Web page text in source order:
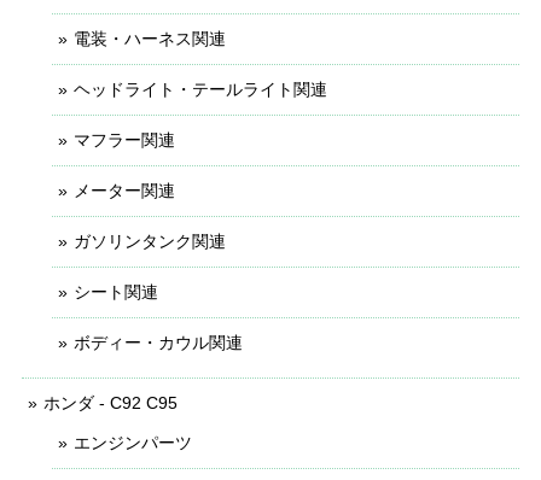
電装・ハーネス関連
ヘッドライト・テールライト関連
マフラー関連
メーター関連
ガソリンタンク関連
シート関連
ボディー・カウル関連
ホンダ - C92 C95
エンジンパーツ